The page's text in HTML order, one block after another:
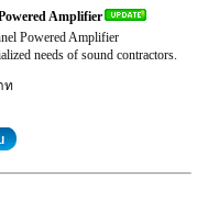
Amplifier
Powered Amplifier
needs of sound contractors.
ท